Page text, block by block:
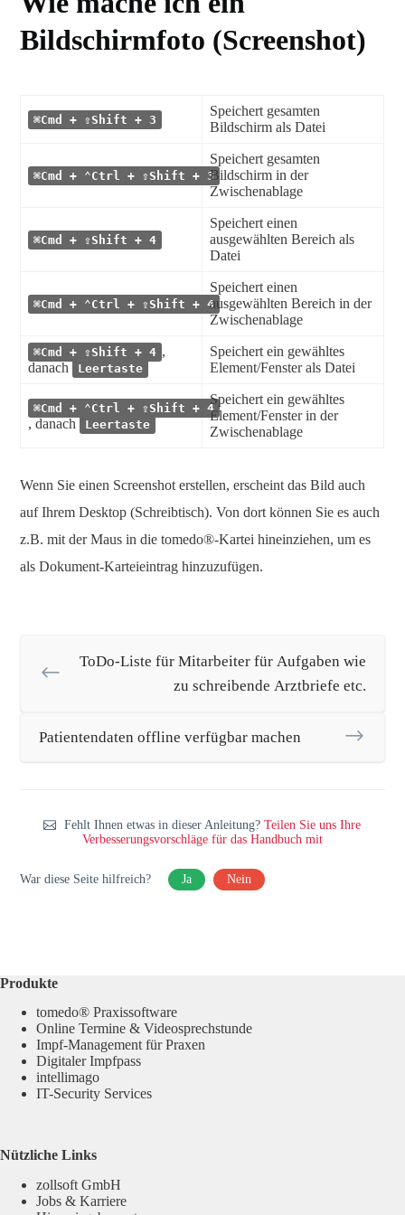
Bildschirmfoto (Screenshot)
⌘Cmd + ⇧Shift + 3
Speichert gesamten
Bildschirm als Datei
⌘Cmd + ⌃Ctrl + ⇧Shift + 3
Speichert gesamten
Bildschirm in der
Zwischenablage
⌘Cmd + ⇧Shift + 4
Speichert einen
ausgewählten Bereich als
Datei
⌘Cmd + ⌃Ctrl + ⇧Shift + 4
Speichert einen
ausgewählten Bereich in der
Zwischenablage
⌘Cmd + ⇧Shift + 4 ,
danach
Leertaste
Speichert ein gewähltes
Element/Fenster als Datei
⌘Cmd + ⌃Ctrl + ⇧Shift + 4
, danach Leertaste
Speichert ein gewähltes
Element/Fenster in der
Zwischenablage
Wenn Sie einen Screenshot erstellen, erscheint das Bild auch
auf Ihrem Desktop (Schreibtisch). Von dort können Sie es auch
z.B. mit der Maus in die tomedo®-Kartei hineinziehen, um es
als Dokument-Karteieintrag hinzuzufügen.
ToDo-Liste für Mitarbeiter für Aufgaben wie
zu schreibende Arztbriefe etc.
Patientendaten offline verfügbar machen
Fehlt Ihnen etwas in dieser Anleitung?Teilen Sie uns Ihre
Verbesserungsvorschläge für das Handbuch mit
War diese Seite hilfreich? Ja Nein
Produkte
tomedo® Praxissoftware
Online Termine & Videosprechstunde
Impf-Management für Praxen
Digitaler Impfpass
intellimago
IT-Security Services
Nützliche Links
zollsoft GmbH
Jobs & Karriere